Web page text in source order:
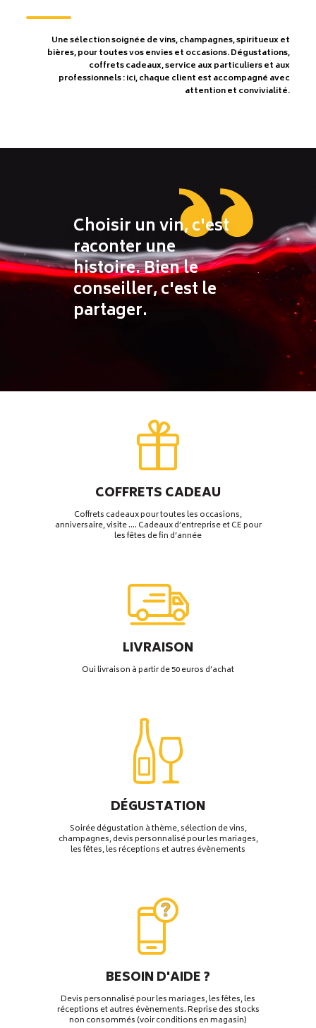
Une sélection soignée de vins, champagnes, spiritueux et
bières, pour toutes vos envies et occasions. Dégustations,
coffrets cadeaux, service aux particuliers et aux
professionnels : ici, chaque client est accompagné avec
attention et convivialité.
Choisir un vin, c'est
raconter une
histoire. Bien le
conseiller, c'est le
partager.
COFFRETS CADEAU
Coffrets cadeaux pour toutes les occasions,
anniversaire, visite …. Cadeaux d’entreprise et CE pour
les fêtes de fin d’année
LIVRAISON
Oui livraison à partir de 50 euros d’achat
DÉGUSTATION
Soirée dégustation à thème, sélection de vins,
champagnes, devis personnalisé pour les mariages,
les fêtes, les réceptions et autres évènements
BESOIN D'AIDE ?
Devis personnalisé pour les mariages, les fêtes, les
réceptions et autres évènements. Reprise des stocks
non consommés (voir conditions en magasin)